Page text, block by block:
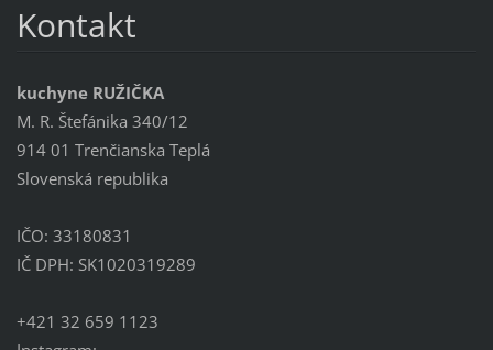
Kontakt
kuchyne RUŽIČKA
M. R. Štefánika 340/12
914 01 Trenčianska Teplá
Slovenská republika
IČO: 33180831
IČ DPH: SK1020319289
+421 32 659 1123